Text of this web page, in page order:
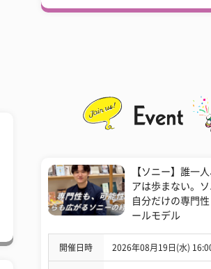
【ソニー】誰一
アは歩まない。ソ
自分だけの専門
ールモデル
開催日時 2026年08月19日(水)